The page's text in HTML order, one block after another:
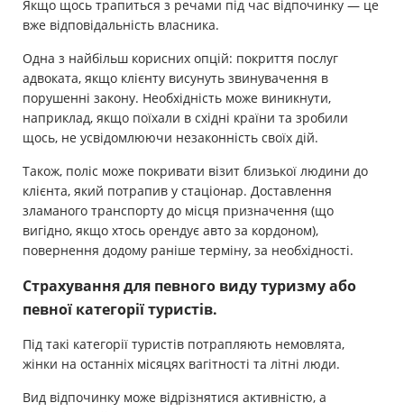
Якщо щось трапиться з речами під час відпочинку — це
вже відповідальність власника.
Одна з найбільш корисних опцій: покриття послуг
адвоката, якщо клієнту висунуть звинувачення в
порушенні закону. Необхідність може виникнути,
наприклад, якщо поїхали в східні країни та зробили
щось, не усвідомлюючи незаконність своїх дій.
Також, поліс може покривати візит близької людини до
клієнта, який потрапив у стаціонар. Доставлення
зламаного транспорту до місця призначення (що
вигідно, якщо хтось орендує авто за кордоном),
повернення додому раніше терміну, за необхідності.
Страхування для певного виду туризму або
певної категорії туристів.
Під такі категорії туристів потрапляють немовлята,
жінки на останніх місяцях вагітності та літні люди.
Вид відпочинку може відрізнятися активністю, а